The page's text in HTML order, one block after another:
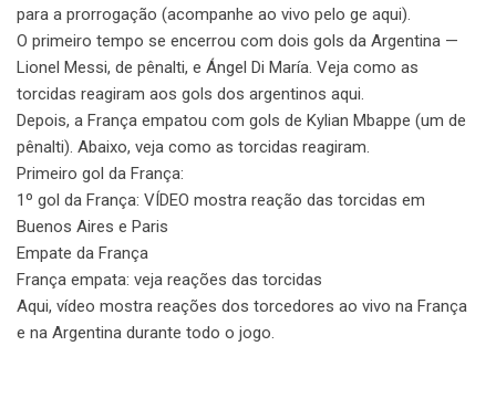
para a prorrogação (acompanhe ao vivo pelo ge aqui).
O primeiro tempo se encerrou com dois gols da Argentina —
Lionel Messi, de pênalti, e Ángel Di María. Veja como as
torcidas reagiram aos gols dos argentinos aqui.
Depois, a França empatou com gols de Kylian Mbappe (um de
pênalti). Abaixo, veja como as torcidas reagiram.
Primeiro gol da França:
1º gol da França: VÍDEO mostra reação das torcidas em
Buenos Aires e Paris
Empate da França
França empata: veja reações das torcidas
Aqui, vídeo mostra reações dos torcedores ao vivo na França
e na Argentina durante todo o jogo.